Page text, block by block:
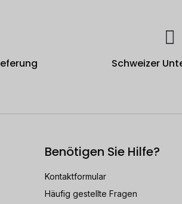
Schweizer
Benötigen Sie Hilfe?
Kontaktformular
Häufig gestellte Fragen